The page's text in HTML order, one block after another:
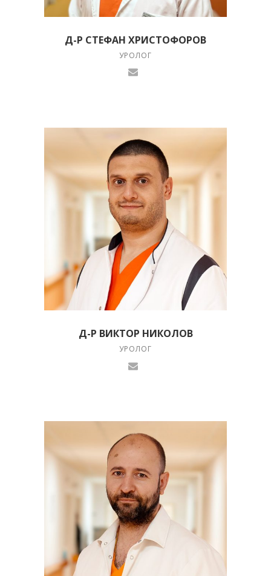
Д-Р СТЕФАН ХРИСТОФОРОВ
УРОЛОГ
Д-Р ВИКТОР НИКОЛОВ
УРОЛОГ